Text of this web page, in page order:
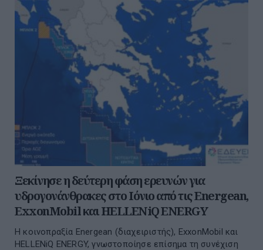
Ξεκίνησε η δεύτερη φάση ερευνών για
υδρογονάνθρακες στο Ιόνιο από τις Energean,
ExxonMobil και HELLENiQ ENERGY
Η κοινοπραξία Energean (διαχειριστής), ExxonMobil και
HELLENiQ ENERGY, γνωστοποίησε επίσημα τη συνέχιση